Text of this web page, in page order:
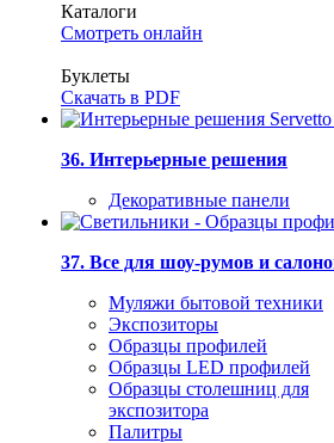
Каталоги
Смотреть онлайн
Буклеты
Скачать в PDF
36. Интерьерные решения
Декоративные панели
37. Все для шоу-румов и
Муляжи бытовой техники
Экспозиторы
Образцы профилей
Образцы LED профилей
Образцы столешниц для
экспозитора
Палитры